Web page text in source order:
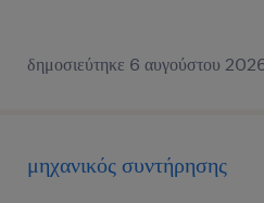
δημοσιεύτηκε 6 αυγούστου
μηχανικός συντήρησης